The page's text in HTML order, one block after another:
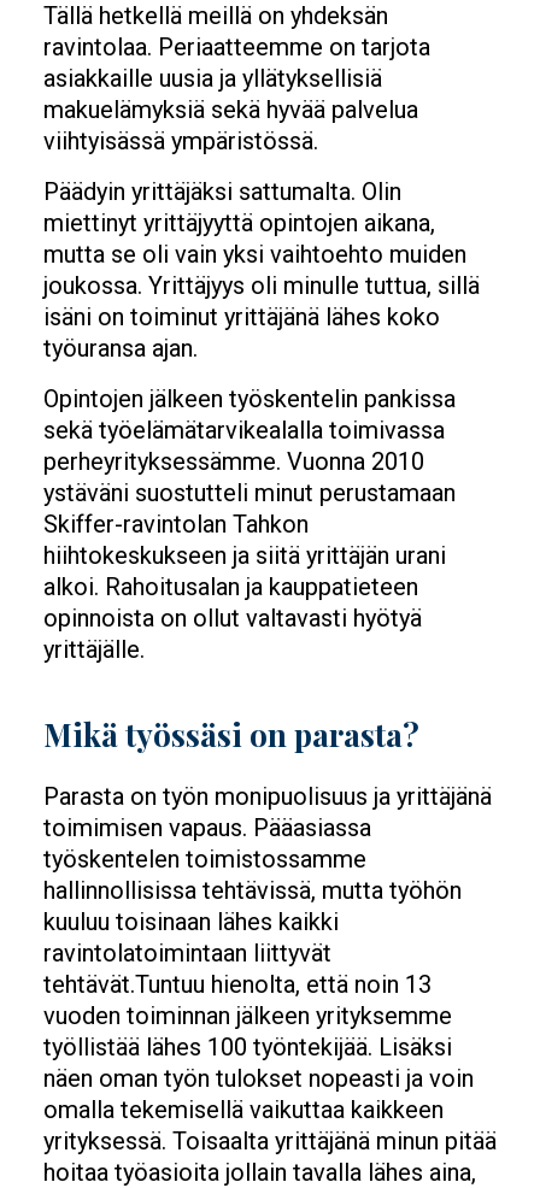
Tällä hetkellä meillä on yhdeksän
ravintolaa. Periaatteemme on tarjota
asiakkaille uusia ja yllätyksellisiä
makuelämyksiä sekä hyvää palvelua
viihtyisässä ympäristössä.
Päädyin yrittäjäksi sattumalta. Olin
miettinyt yrittäjyyttä opintojen aikana,
mutta se oli vain yksi vaihtoehto muiden
joukossa. Yrittäjyys oli minulle tuttua, sillä
isäni on toiminut yrittäjänä lähes koko
työuransa ajan.
Opintojen jälkeen työskentelin pankissa
sekä työelämätarvikealalla toimivassa
perheyrityksessämme. Vuonna 2010
ystäväni suostutteli minut perustamaan
Skiffer-ravintolan Tahkon
hiihtokeskukseen ja siitä yrittäjän urani
alkoi. Rahoitusalan ja kauppatieteen
opinnoista on ollut valtavasti hyötyä
yrittäjälle.
Mikä työssäsi on parasta?
Parasta on työn monipuolisuus ja yrittäjänä
toimimisen vapaus. Pääasiassa
työskentelen toimistossamme
hallinnollisissa tehtävissä, mutta työhön
kuuluu toisinaan lähes kaikki
ravintolatoimintaan liittyvät
tehtävät.Tuntuu hienolta, että noin 13
vuoden toiminnan jälkeen yrityksemme
työllistää lähes 100 työntekijää. Lisäksi
näen oman työn tulokset nopeasti ja voin
omalla tekemisellä vaikuttaa kaikkeen
yrityksessä. Toisaalta yrittäjänä minun pitää
hoitaa työasioita jollain tavalla lähes aina,